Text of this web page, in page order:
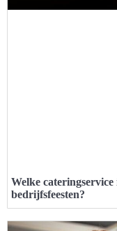
Welke
bedrijfsfeesten?